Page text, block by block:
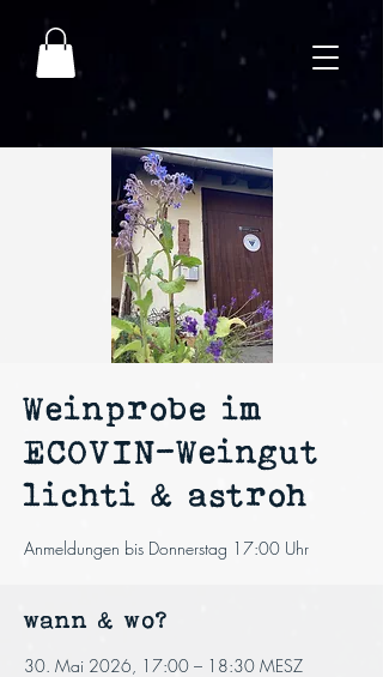
Weinprobe im
ECOVIN-Weingut
lichti & astroh
Anmeldungen bis Donnerstag 17:00 Uhr
wann & wo?
30. Mai 2026, 17:00 – 18:30 MESZ